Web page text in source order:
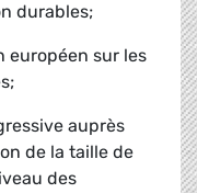
durables;
européen sur les
auprès
de la taille de
des